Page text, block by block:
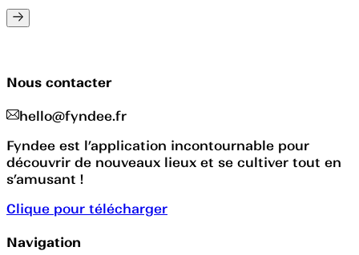
Nous contacter
hello@fyndee.fr
Fyndee est l’application incontournable pour
découvrir de nouveaux lieux et se cultiver tout en
s’amusant !
Clique pour télécharger
Navigation